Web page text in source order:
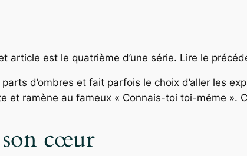
article est le quatrième d’une série. Lire le
parts d’ombres et fait parfois le choix d’aller les
et ramène au fameux « Connais-toi toi-même ».
cœur